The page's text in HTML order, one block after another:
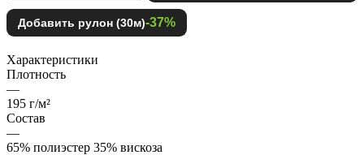
Добавить рулон (30м)-37%
Характеристики
Плотность
—
195 г/м²
Состав
—
65% полиэстер 35% вискоза